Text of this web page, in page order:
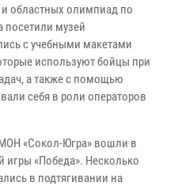
и областных олимпиад по
музей
с учебными макетами
используют бойцы при
а также с помощью
себя в роли операторов
«Сокол-Югра» вошли в
«Победа». Несколько
в подтягивании на